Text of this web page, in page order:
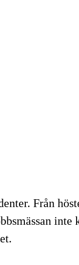
Från
inte